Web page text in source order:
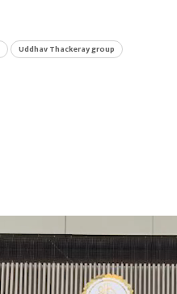
Uddhav Thackeray group